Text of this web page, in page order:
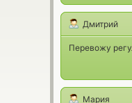
Дмитрий
Перевожу
Мария